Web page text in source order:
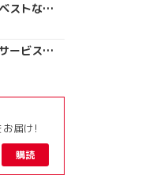
どういう広報ができるとベストなのか
一緒に世界を震撼させるサービスをつくりましょう
届け!